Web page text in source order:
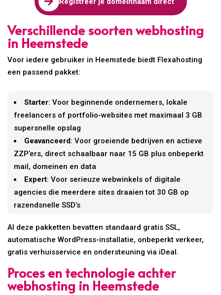
Verschillende soorten webhosting
in Heemstede
Voor iedere gebruiker in Heemstede biedt Flexahosting
een passend pakket:
Starter: Voor beginnende ondernemers, lokale
freelancers of portfolio-websites met maximaal 3 GB
supersnelle opslag
Geavanceerd: Voor groeiende bedrijven en actieve
ZZP’ers, direct schaalbaar naar 15 GB plus onbeperkt
mail, domeinen en data
Expert: Voor serieuze webwinkels of digitale
agencies die meerdere sites draaien tot 30 GB op
razendsnelle SSD’s
Al deze pakketten bevatten standaard gratis SSL,
automatische WordPress-installatie, onbeperkt verkeer,
gratis verhuisservice en ondersteuning via iDeal.
Proces en technologie achter
webhosting in Heemstede